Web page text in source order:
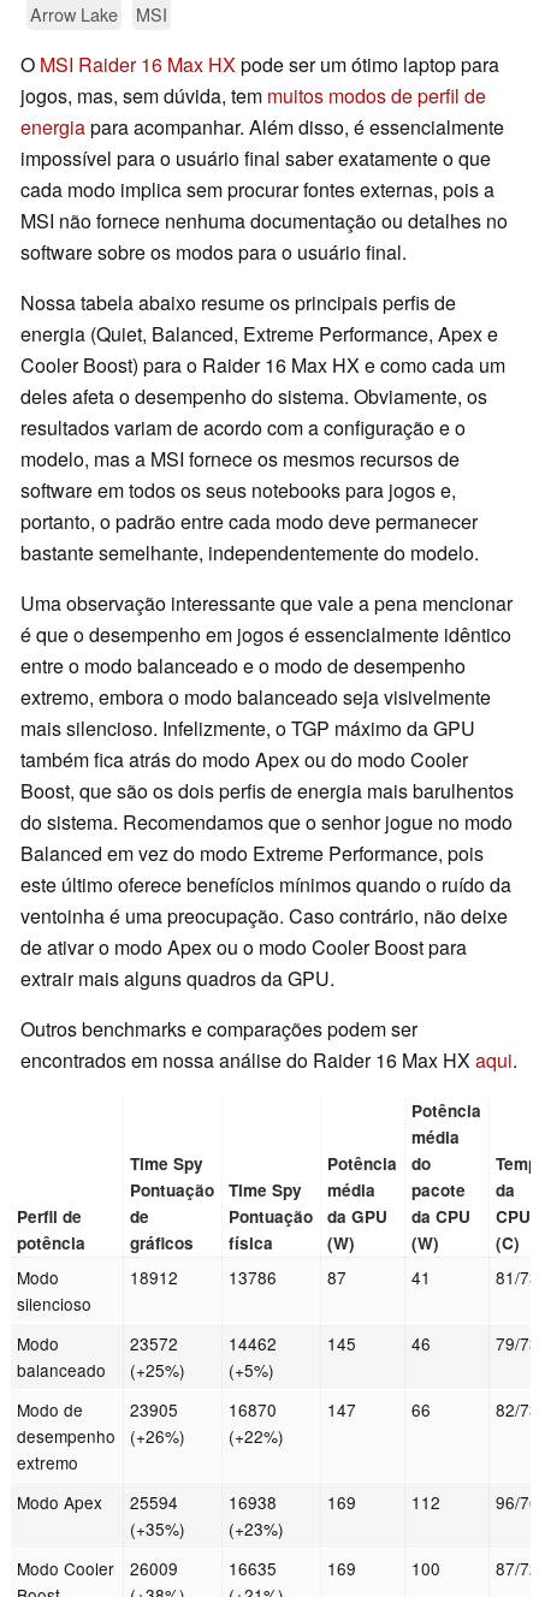
Arrow Lake
MSI
O MSI Raider 16 Max HXpode ser um ótimo laptop para
jogos, mas, sem dúvida, tem muitos modos de perfil de
energiapara acompanhar. Além disso, é essencialmente
impossível para o usuário final saber exatamente o que
cada modo implica sem procurar fontes externas, pois a
MSI não fornece nenhuma documentação ou detalhes no
software sobre os modos para o usuário final.
Nossa tabela abaixo resume os principais perfis de
energia (Quiet, Balanced, Extreme Performance, Apex e
Cooler Boost) para o Raider 16 Max HX e como cada um
deles afeta o desempenho do sistema. Obviamente, os
resultados variam de acordo com a configuração e o
modelo, mas a MSI fornece os mesmos recursos de
software em todos os seus notebooks para jogos e,
portanto, o padrão entre cada modo deve permanecer
bastante semelhante, independentemente do modelo.
Uma observação interessante que vale a pena mencionar
é que o desempenho em jogos é essencialmente idêntico
entre o modo balanceado e o modo de desempenho
extremo, embora o modo balanceado seja visivelmente
mais silencioso. Infelizmente, o TGP máximo da GPU
também fica atrás do modo Apex ou do modo Cooler
Boost, que são os dois perfis de energia mais barulhentos
do sistema. Recomendamos que o senhor jogue no modo
Balanced em vez do modo Extreme Performance, pois
este último oferece benefícios mínimos quando o ruído da
ventoinha é uma preocupação. Caso contrário, não deixe
de ativar o modo Apex ou o modo Cooler Boost para
extrair mais alguns quadros da GPU.
Outros benchmarks e comparações podem ser
encontrados em nossa análise do Raider 16 Max HXaqui.
Perfil de
potência
Time Spy
Pontuação
de
gráficos
Time Spy
Pontuação
física
Potência
média
da GPU
(W)
Potência
média
do
pacote
da CPU
(W)
da
(C)
Modo
silencioso
18912 13786 87 41 81/73
Modo
balanceado
23572
(+25%)
14462
(+5%)
145 46 79/73
Modo de
desempenho
extremo
23905
(+26%)
16870
(+22%)
147 66 82/73
Modo Apex
25594
(+35%)
16938
(+23%)
169 112 96/76
Modo Cooler
26009
16635
169 100 87/72